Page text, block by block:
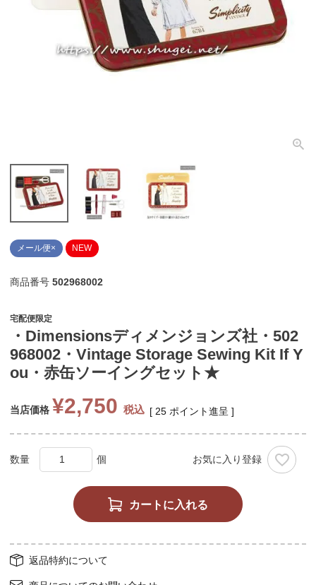
個人情報取り扱いについて
閉じる
メール便× NEW
商品番号 502968002
宅配便限定
・Dimensionsディメンジョンズ社・502
968002・Vintage Storage Sewing Kit If Y
ou・赤缶ソーイングセット★
当店価格 ¥2,750 税込 [ 25 ポイント進呈 ]
お気に入り登録
カートに入れる
返品特約について